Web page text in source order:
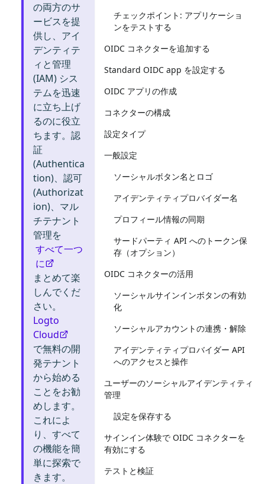
の両方のサ
ービスを提
供し、アイ
デンティテ
ィと管理
(IAM) シス
テムを迅速
に立ち上げ
るのに役立
ちます。認
証
(Authentica
tion)、認可
(Authorizat
ion)、マル
チテナント
管理を
すべて一つ
に
まとめて楽
しんでくだ
さい。
Logto
Cloud
で無料の開
発テナント
から始める
ことをお勧
めします。
これによ
り、すべて
の機能を簡
単に探索で
きます。
チェックポイント: アプリケーショ
ンをテストする
OIDC コネクターを追加する
Standard OIDC app を設定する
OIDC アプリの作成
コネクターの構成
設定タイプ
一般設定
ソーシャルボタン名とロゴ
アイデンティティプロバイダー名
プロフィール情報の同期
サードパーティ API へのトークン保
存（オプション）
OIDC コネクターの活用
ソーシャルサインインボタンの有効
化
ソーシャルアカウントの連携・解除
アイデンティティプロバイダー API
へのアクセスと操作
ユーザーのソーシャルアイデンティティ
管理
設定を保存する
サインイン体験で OIDC コネクターを
有効にする
テストと検証